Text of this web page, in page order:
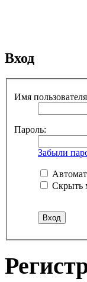
Вход
Имя
Пароль:
Забыли
Скрыть